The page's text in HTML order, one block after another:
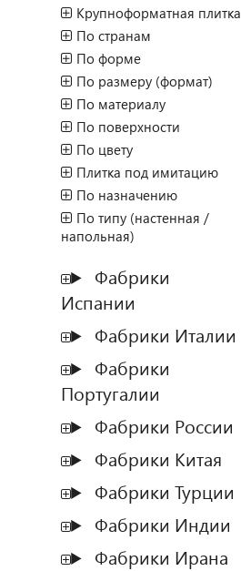
Крупноформатная плитка
По странам
По форме
По размеру (формат)
По материалу
По поверхности
По цвету
Плитка под имитацию
По назначению
По типу (настенная /
напольная)
Фабрики
Испании
Фабрики Италии
Фабрики
Португалии
Фабрики России
Фабрики Китая
Фабрики Турции
Фабрики Индии
Фабрики Ирана